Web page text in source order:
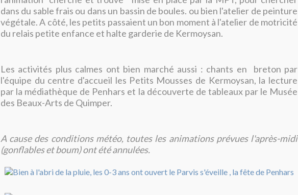
dans du sable frais ou dans un bassin de boules. ou bien l'atelier de peinture
végétale. A côté, les petits passaient un bon moment à l'atelier de motricité
du relais petite enfance et halte garderie de Kermoysan.
Les activités plus calmes ont bien marché aussi : chants en breton par
l'équipe du centre d'accueil les Petits Mousses de Kermoysan, la lecture
par la médiathèque de Penhars et la découverte de tableaux par le Musée
des Beaux-Arts de Quimper.
A cause des conditions météo, toutes les animations prévues l'après-midi
(gonflables et boum) ont été annulées.